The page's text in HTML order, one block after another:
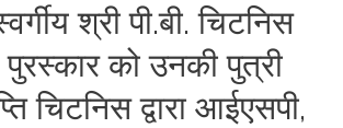
श्री पी.बी. चिटनिस
को उनकी पुत्री
चिटनिस द्वारा आईएसपी,